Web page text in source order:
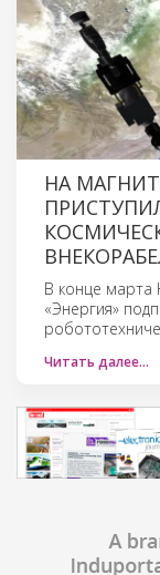
НА
В конце марта
«Энергия»
Читать далее…